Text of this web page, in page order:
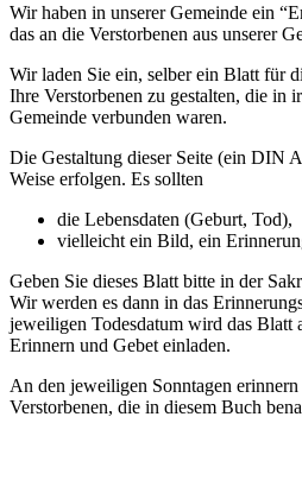
Wir haben in unserer Gemeinde ein
das an die Verstorbenen aus unserer
Wir laden Sie ein, selber ein Blatt für
Ihre Verstorbenen zu gestalten, die in
Gemeinde verbunden waren.
Die Gestaltung dieser Seite (ein DIN
Weise erfolgen. Es sollten
die Lebensdaten (Geburt, Tod),
vielleicht ein Bild, ein
Geben Sie dieses Blatt bitte in der
Wir werden es dann in das
jeweiligen Todesdatum wird das Blatt
Erinnern und Gebet einladen.
An den jeweiligen Sonntagen
Verstorbenen, die in diesem Buch